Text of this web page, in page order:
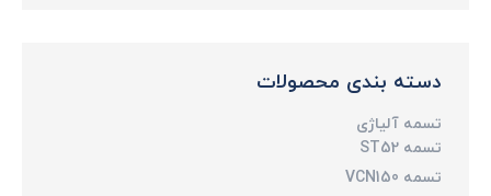
دسته بندی محصولات
تسمه آلیاژی
تسمه ST52
تسمه VCN150